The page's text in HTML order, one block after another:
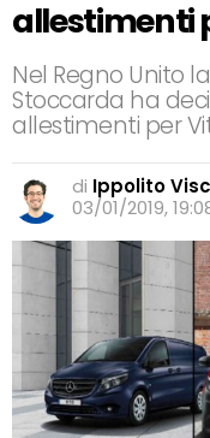
allestimenti
Nel Regno Unito
Stoccarda ha
allestimenti per
di Ippolito
03/01/2019,